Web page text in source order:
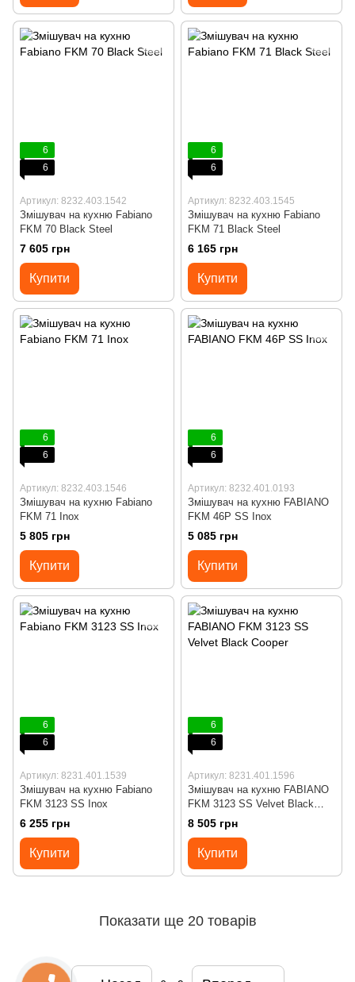
6
6
Артикул: 8232.403.1542
Змішувач на кухню Fabiano
FKM 70 Black Steel
7 605 грн
Купити
6
6
Артикул: 8232.403.1545
Змішувач на кухню Fabiano
FKM 71 Black Steel
6 165 грн
Купити
6
6
Артикул: 8232.403.1546
Змішувач на кухню Fabiano
FKM 71 Inox
5 805 грн
Купити
6
6
Артикул: 8232.401.0193
Змішувач на кухню FABIANO
FKM 46P SS Inox
5 085 грн
Купити
6
6
Артикул: 8231.401.1539
Змішувач на кухню Fabiano
FKM 3123 SS Inox
6 255 грн
Купити
6
6
Артикул: 8231.401.1596
Змішувач на кухню FABIANO
FKM 3123 SS Velvet Black
Cooper
8 505 грн
Купити
Показати ще 20 товарів